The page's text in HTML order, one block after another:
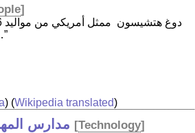
]
…”
) (Wikipedia translated)
مدارس [Technology]